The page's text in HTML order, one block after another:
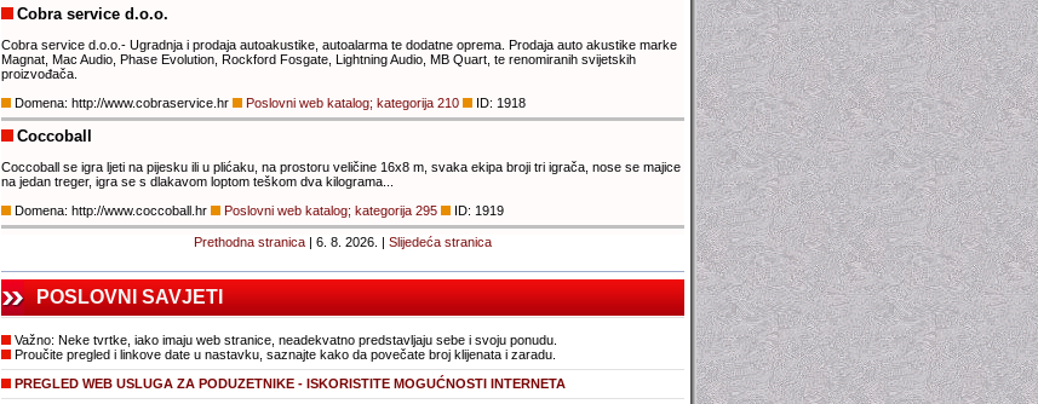
Cobra service d.o.o.
Cobra service d.o.o.- Ugradnja i prodaja autoakustike, autoalarma te dodatne oprema. Prodaja auto akustike marke
Magnat, Mac Audio, Phase Evolution, Rockford Fosgate, Lightning Audio, MB Quart, te renomiranih svijetskih
proizvođača.
Domena: http://www.cobraservice.hr
Poslovni web katalog; kategorija 210 ID: 1918
Coccoball
Coccoball se igra ljeti na pijesku ili u plićaku, na prostoru veličine 16x8 m, svaka ekipa broji tri igrača, nose se majice
na jedan treger, igra se s dlakavom loptom teškom dva kilograma...
Domena: http://www.coccoball.hr
Poslovni web katalog; kategorija 295 ID: 1919
Prethodna stranica| 6. 8. 2026. | Slijedeća stranica
POSLOVNI SAVJETI
Važno: Neke tvrtke, iako imaju web stranice, neadekvatno predstavljaju sebe i svoju ponudu.
Proučite pregled i linkove date u nastavku, saznajte kako da povečate broj klijenata i zaradu.
PREGLED WEB USLUGA ZA PODUZETNIKE - ISKORISTITE MOGUĆNOSTI INTERNETA